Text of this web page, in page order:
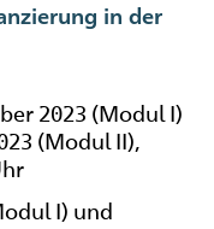
in der
2023 (Modul I)
(Modul II),
I) und